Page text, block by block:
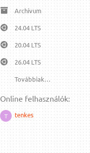
Archívum
24.04 LTS
20.04 LTS
26.04 LTS
Továbbiak…
Online felhasználók:
T tenkes